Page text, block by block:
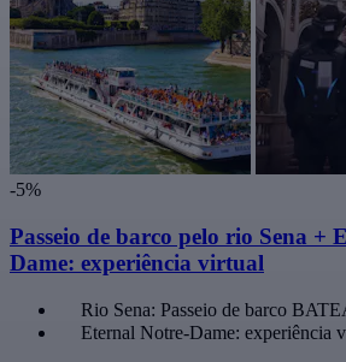
-5%
Passeio de barco pelo rio Sena +
Dame: experiência virtual
Rio Sena: Passeio de barco
Eternal Notre-Dame: experiência